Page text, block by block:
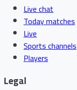
Live chat
Today matches
Live
Sports channels
Players
Legal